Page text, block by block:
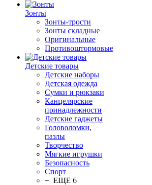
Зонты
Зонты-трости
Зонты складные
Оригинальные
Противоштормовые
Детские товары
Детские наборы
Детская одежда
Сумки и рюкзаки
Канцелярские
принадлежности
Детские гаджеты
Головоломки,
пазлы
Творчество
Мягкие игрушки
Безопасность
Спорт
+ ЕЩЕ 6